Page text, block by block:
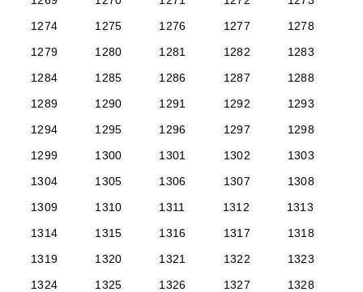
1274
1275 1276 1277
1278
1279
1280 1281 1282
1283
1284
1285 1286 1287
1288
1289
1290 1291 1292
1293
1294
1295 1296 1297
1298
1299
1300 1301 1302
1303
1304
1305 1306 1307
1308
1309
1310 1311 1312
1313
1314
1315 1316 1317
1318
1319
1320 1321 1322
1323
1324
1325 1326 1327
1328